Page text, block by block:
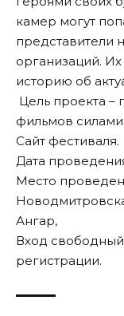
камер могут
представители
организаций. Их
историю об
Цель проекта
фильмов
Сайт фестиваля.
Дата
Место
Ангар,
Вход
регистрации.